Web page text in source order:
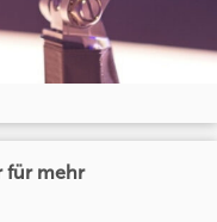
für mehr